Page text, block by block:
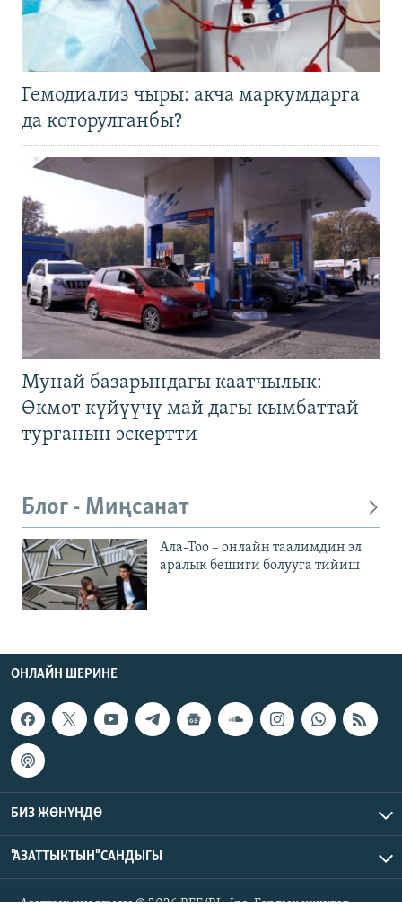
Гемодиализ чыры: акча маркумдарга
да которулганбы?
Мунай базарындагы каатчылык:
Өкмөт күйүүчү май дагы кымбаттай
турганын эскертти
Блог - Миңсанат
Ала-Тоо – онлайн таалимдин эл
аралык бешиги болууга тийиш
ОНЛАЙН ШЕРИНЕ
БИЗ ЖӨНҮНДӨ
"АЗАТТЫКТЫН" САНДЫГЫ